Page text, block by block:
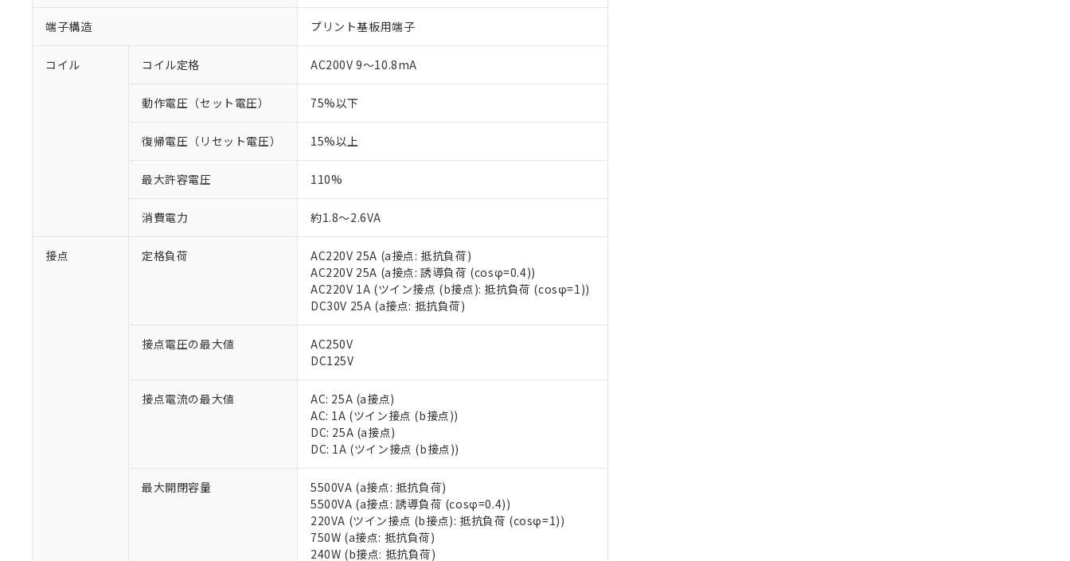
端子構造 プリント基板用端子
コイル コイル定格 AC200V 9～10.8mA
動作電圧（セット電圧） 75%以下
復帰電圧（リセット電圧） 15%以上
最大許容電圧 110%
消費電力 約1.8～2.6VA
接点 定格負荷
AC220V 25A (a接点: 抵抗負荷)
AC220V 25A (a接点: 誘導負荷 (cosφ=0.4))
AC220V 1A (ツイン接点 (b接点): 抵抗負荷 (cosφ=1))
DC30V 25A (a接点: 抵抗負荷)
接点電圧の最大値
AC250V
DC125V
接点電流の最大値
AC: 25A (a接点)
AC: 1A (ツイン接点 (b接点))
DC: 25A (a接点)
DC: 1A (ツイン接点 (b接点))
最大開閉容量
5500VA (a接点: 抵抗負荷)
5500VA (a接点: 誘導負荷 (cosφ=0.4))
220VA (ツイン接点 (b接点): 抵抗負荷 (cosφ=1))
750W (a接点: 抵抗負荷)
240W (b接点: 抵抗負荷)
※1 対応状況